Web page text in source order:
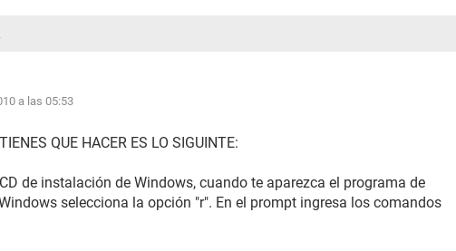
a las 05:53
QUE HACER ES LO SIGUINTE:
de instalación de Windows, cuando te aparezca el programa de
selecciona la opción "r". En el prompt ingresa los comandos